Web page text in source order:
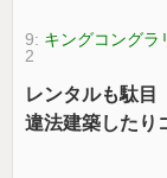
9: キングコングラ
2
レンタルも駄目
違法建築したり